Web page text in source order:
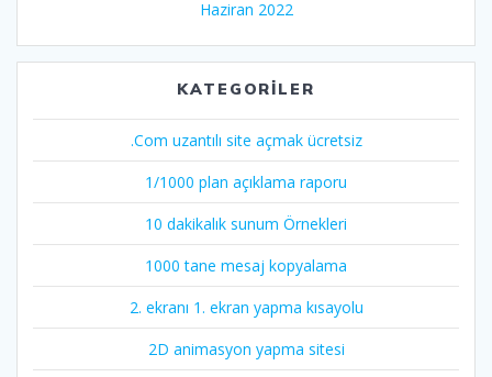
Haziran 2022
KATEGORILER
.Com uzantılı site açmak ücretsiz
1/1000 plan açıklama raporu
10 dakikalık sunum Örnekleri
1000 tane mesaj kopyalama
2. ekranı 1. ekran yapma kısayolu
2D animasyon yapma sitesi